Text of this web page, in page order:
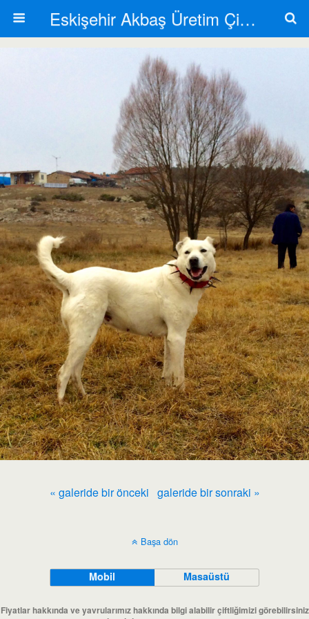
Eskişehir Akbaş Üretim Çiftliği
« galeride bir önceki galeride bir sonraki »
Başa dön
Mobil Masaüstü
Fiyatlar hakkında ve yavrularımız hakkında bilgi alabilir çiftliğimizi görebilirsiniz